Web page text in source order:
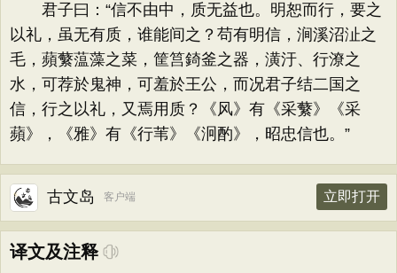
君子曰：“信不由中，质无益也。明恕而行，要之
以礼，虽无有质，谁能间之？苟有明信，涧溪沼沚之
毛，蘋蘩蕰藻之菜，筐筥錡釜之器，潢汙、行潦之
水，可荐於鬼神，可羞於王公，而况君子结二国之
信，行之以礼，又焉用质？《风》有《采蘩》《采
蘋》，《雅》有《行苇》《泂酌》，昭忠信也。”
古文岛 客户端 立即打开
译文及注释